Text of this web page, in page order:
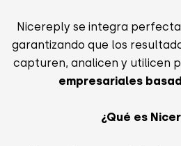
Nicereply se integra
garantizando que los
capturen, analicen y utilicen
empresariales
¿Qué es